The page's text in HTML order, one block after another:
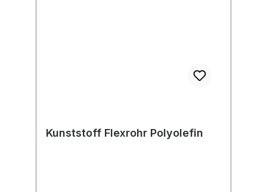
Kunststoff Flexrohr Polyolefin